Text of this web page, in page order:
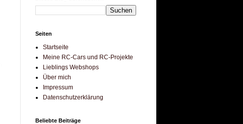
Seiten
Startseite
Meine RC-Cars und RC-Projekte
Lieblings Webshops
Über mich
Impressum
Datenschutzerklärung
Beliebte Beiträge